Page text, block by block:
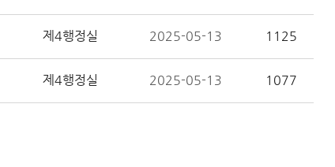
제4행정실 2025-05-13 1125
제4행정실 2025-05-13 1077